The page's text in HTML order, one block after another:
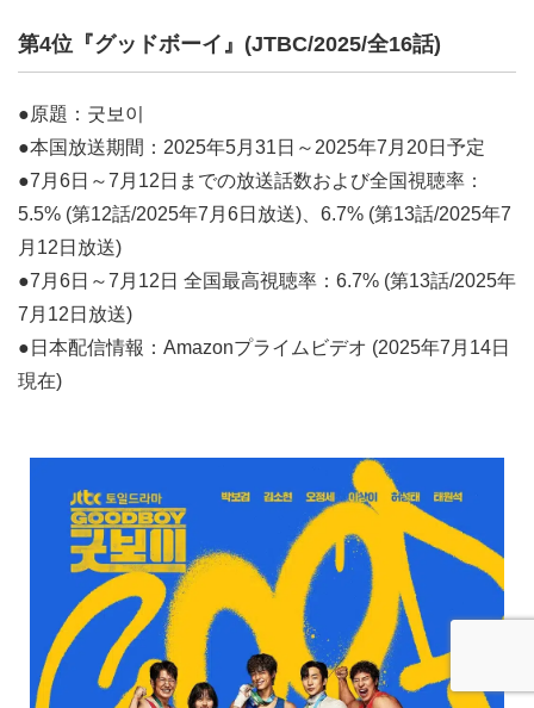
第4位『グッドボーイ』(JTBC/2025/全16話)
●原題：굿보이
●本国放送期間：2025年5月31日～2025年7月20日予定
●7月6日～7月12日までの放送話数および全国視聴率：
5.5% (第12話/2025年7月6日放送)、6.7% (第13話/2025年7
月12日放送)
●7月6日～7月12日 全国最高視聴率：6.7% (第13話/2025年
7月12日放送)
●日本配信情報：Amazonプライムビデオ (2025年7月14日
現在)